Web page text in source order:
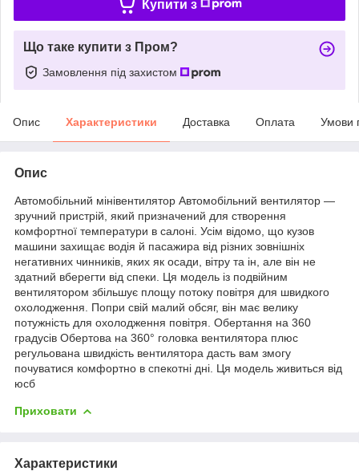
Купити з
Що таке купити з Пром?
Замовлення під захистом
Опис Характеристики Доставка Оплата Умови
Опис
Автомобільний мінівентилятор Автомобільний вентилятор —
зручний пристрій, який призначений для створення
комфортної температури в салоні. Усім відомо, що кузов
машини захищає водія й пасажира від різних зовнішніх
негативних чинників, яких як осади, вітру та ін, але він не
здатний вберегти від спеки. Ця модель із подвійним
вентилятором збільшує площу потоку повітря для швидкого
охолодження. Попри свій малий обсяг, він має велику
потужність для охолодження повітря. Обертання на 360
градусів Обертова на 360° головка вентилятора плюс
регульована швидкість вентилятора дасть вам змогу
почуватися комфортно в спекотні дні. Ця модель живиться від
юсб
Приховати
Характеристики